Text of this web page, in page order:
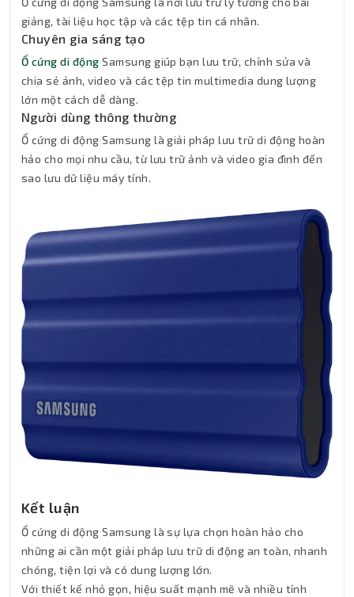
giảng, tài liệu học tập và các tệp tin cá nhân.
Chuyên gia sáng tạo
Ổ cứng di động Samsung giúp bạn lưu trữ, chỉnh sửa và
chia sẻ ảnh, video và các tệp tin multimedia dung lượng
lớn một cách dễ dàng.
Người dùng thông thường
Ổ cứng di động Samsung là giải pháp lưu trữ di động hoàn
hảo cho mọi nhu cầu, từ lưu trữ ảnh và video gia đình đến
sao lưu dữ liệu máy tính.
Kết luận
Ổ cứng di động Samsung là sự lựa chọn hoàn hảo cho
những ai cần một giải pháp lưu trữ di động an toàn, nhanh
chóng, tiện lợi và có dung lượng lớn.
Với thiết kế nhỏ gọn, hiệu suất mạnh mẽ và nhiều tính